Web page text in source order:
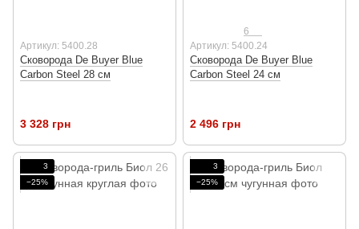
Артикул: 5400.28
Сковорода De Buyer Blue
Carbon Steel 28 см
3 328 грн
6
Артикул: 5400.24
Сковорода De Buyer Blue
Carbon Steel 24 см
2 496 грн
3
−25%
3
−25%